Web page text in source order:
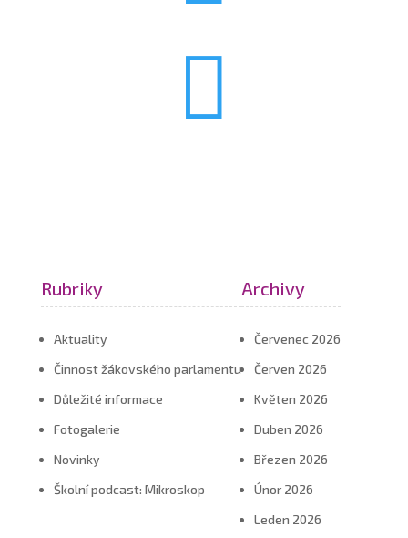

Rubriky
Aktuality
Činnost žákovského parlamentu
Důležité informace
Fotogalerie
Novinky
Školní podcast: Mikroskop
Archivy
Červenec 2026
Červen 2026
Květen 2026
Duben 2026
Březen 2026
Únor 2026
Leden 2026